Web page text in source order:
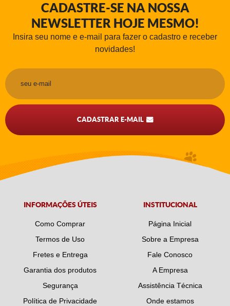
CADASTRE-SE NA NOSSA
NEWSLETTER HOJE MESMO!
Insira seu nome e e-mail para fazer o cadastro e receber
novidades!
CADASTRAR E-MAIL
INFORMAÇÕES ÚTEIS
Como Comprar
Termos de Uso
Fretes e Entrega
Garantia dos produtos
Segurança
Política de Privacidade
INSTITUCIONAL
Página Inicial
Sobre a Empresa
Fale Conosco
A Empresa
Assistência Técnica
Onde estamos